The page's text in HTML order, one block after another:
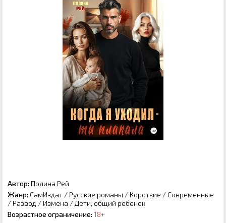
Автор: Полина Рей
Жанр: СамИздат / Русские романы / Короткие / Современные
/ Развод / Измена / Дети, общий ребенок
Возрастное ограничение: 18+